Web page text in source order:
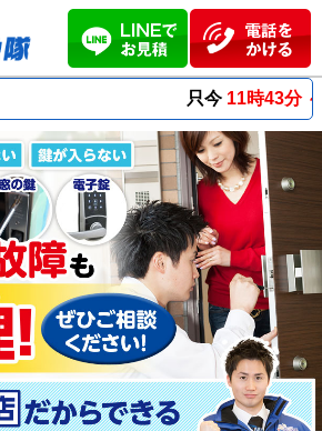
最短23分で到着